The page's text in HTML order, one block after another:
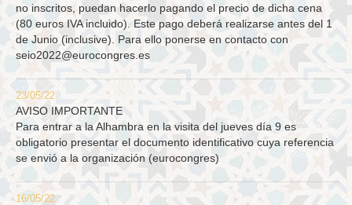
no inscritos, puedan hacerlo pagando el precio de dicha cena
(80 euros IVA incluido). Este pago deberá realizarse antes del 1
de Junio (inclusive). Para ello ponerse en contacto con
seio2022@eurocongres.es
23/05/22
AVISO IMPORTANTE
Para entrar a la Alhambra en la visita del jueves día 9 es
obligatorio presentar el documento identificativo cuya referencia
se envió a la organización (eurocongres)
16/05/22